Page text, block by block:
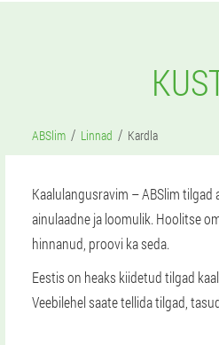
ABSlim Linnad Kardla
Kaalulangusravim – ABSlim
ainulaadne ja loomulik. Hoolitse
hinnanud, proovi ka seda.
Eestis on heaks kiidetud tilgad
Veebilehel saate tellida tilgad,